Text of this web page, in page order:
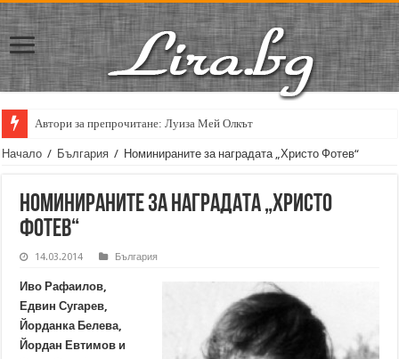
Автори за препрочитане: Луиза Мей Олкът
Начало / България / Номинираните за наградата „Христо Фотев“
Номинираните за наградата „Христо
Фотев“
14.03.2014 България
Иво Рафаилов,
Едвин Сугарев,
Йорданка Белева,
Йордан Евтимов и